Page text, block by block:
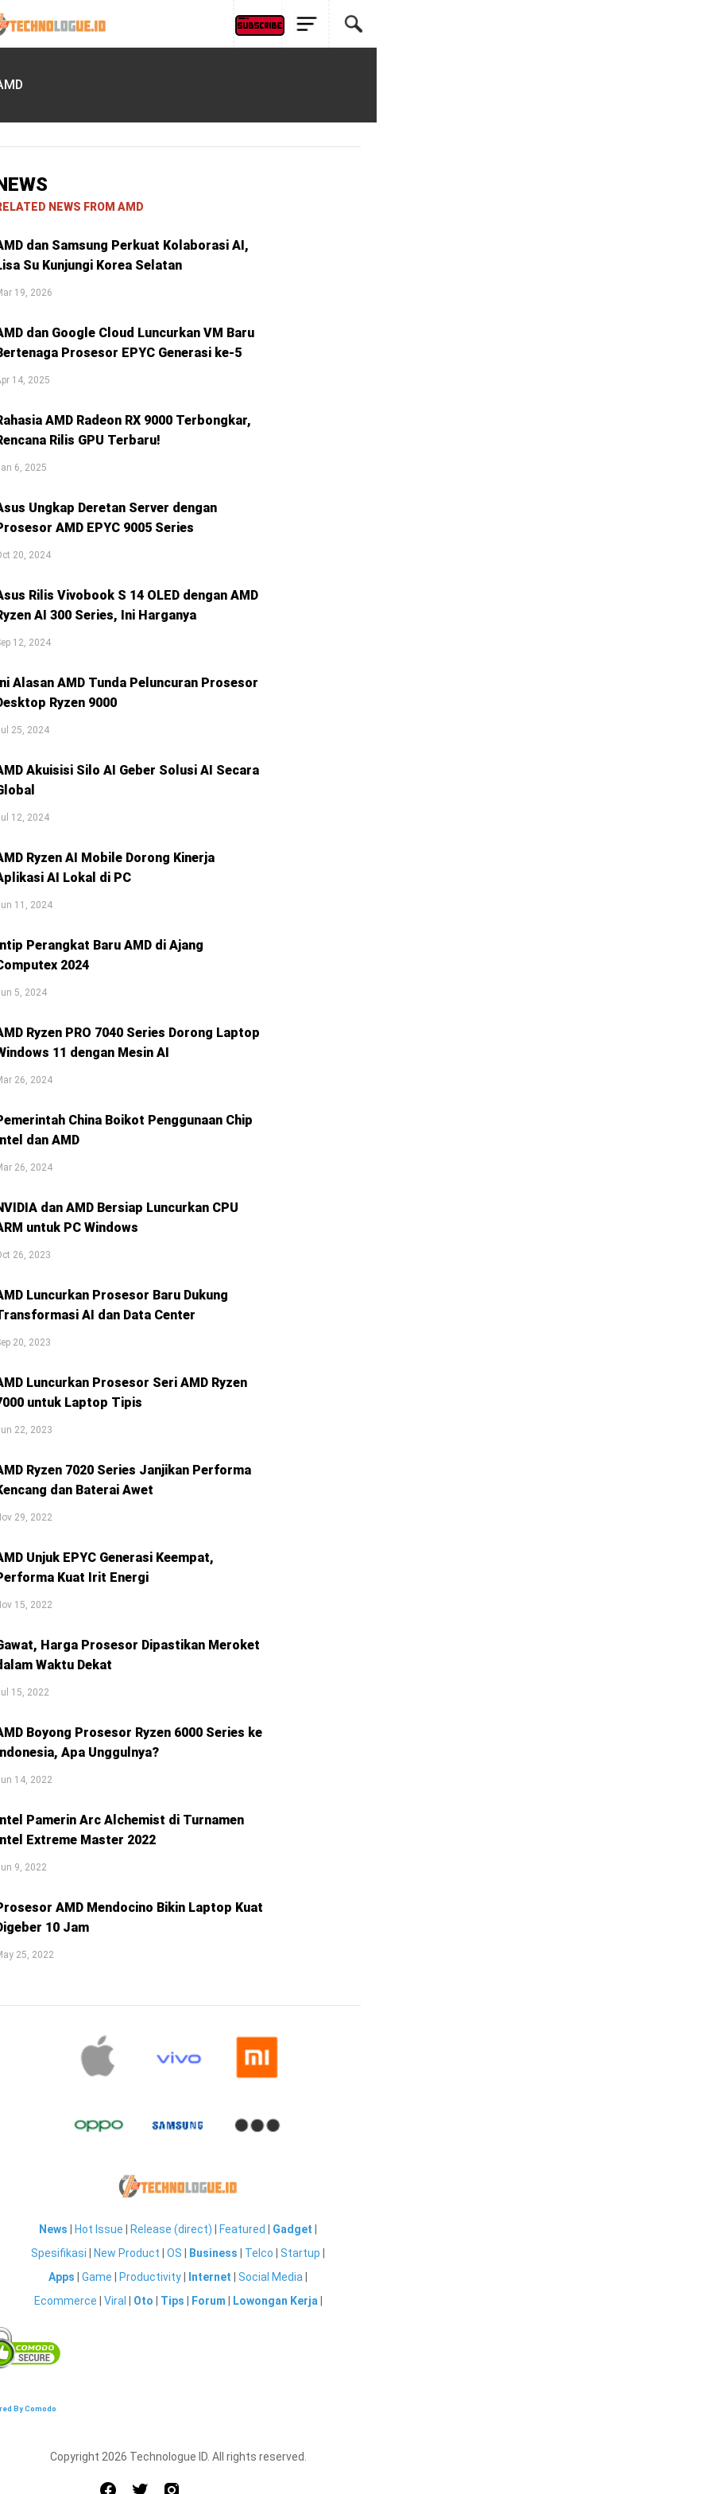
NEWS FROM AMD
dan Samsung Perkuat Kolaborasi AI,
Su Kunjungi Korea Selatan
19, 2026
dan Google Cloud Luncurkan VM Baru
Prosesor EPYC Generasi ke-5
14, 2025
AMD Radeon RX 9000 Terbongkar,
Rilis GPU Terbaru!
6, 2025
Ungkap Deretan Server dengan
AMD EPYC 9005 Series
20, 2024
Rilis Vivobook S 14 OLED dengan AMD
AI 300 Series, Ini Harganya
12, 2024
Alasan AMD Tunda Peluncuran Prosesor
Ryzen 9000
25, 2024
Akuisisi Silo AI Geber Solusi AI Secara
12, 2024
Ryzen AI Mobile Dorong Kinerja
AI Lokal di PC
11, 2024
Perangkat Baru AMD di Ajang
2024
5, 2024
Ryzen PRO 7040 Series Dorong Laptop
11 dengan Mesin AI
26, 2024
China Boikot Penggunaan Chip
dan AMD
26, 2024
dan AMD Bersiap Luncurkan CPU
untuk PC Windows
26, 2023
Luncurkan Prosesor Baru Dukung
AI dan Data Center
20, 2023
Luncurkan Prosesor Seri AMD Ryzen
untuk Laptop Tipis
22, 2023
Ryzen 7020 Series Janjikan Performa
dan Baterai Awet
29, 2022
Unjuk EPYC Generasi Keempat,
Kuat Irit Energi
15, 2022
Harga Prosesor Dipastikan Meroket
Waktu Dekat
15, 2022
Boyong Prosesor Ryzen 6000 Series ke
Apa Unggulnya?
14, 2022
Pamerin Arc Alchemist di Turnamen
Extreme Master 2022
9, 2022
AMD Mendocino Bikin Laptop Kuat
10 Jam
25, 2022
News Hot Issue Release (direct) Featured Gadget
Spesifikasi
New Product OS Business Telco Startup
Apps
Game Productivity Internet Social Media
Ecommerce
Viral Oto Tips Forum Lowongan Kerja
By Comodo
Copyright 2026 Technologue ID. All rights reserved.